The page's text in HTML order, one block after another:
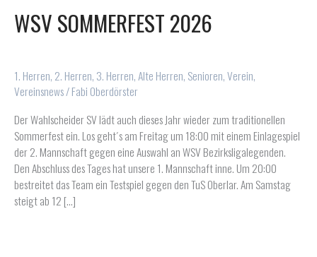
WSV SOMMERFEST 2026
1. Herren, 2. Herren, 3. Herren,Alte Herren, Senioren,Verein,
Vereinsnews/Fabi Oberdörster
Der Wahlscheider SV lädt auch dieses Jahr wieder zum traditionellen
Sommerfest ein. Los geht´s am Freitag um 18:00 mit einem Einlagespiel
der 2. Mannschaft gegen eine Auswahl an WSV Bezirksligalegenden.
Den Abschluss des Tages hat unsere 1. Mannschaft inne. Um 20:00
bestreitet das Team ein Testspiel gegen den TuS Oberlar. Am Samstag
steigt ab 12 […]